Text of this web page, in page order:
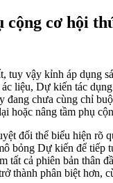
cơ hội
tuy vậy kỉnh áp dụng
liệu, Dự kiến tác
chưa cùng chỉ
hoặc nâng tầm phụ
đối thể biểu hiện rõ
bỏng Dự kiến để tiếp
tất cả phiên bản
thành phân biệt hơn,